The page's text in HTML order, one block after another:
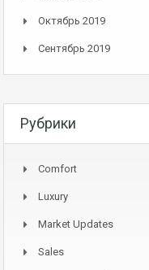
Октябрь 2019
Сентябрь 2019
Рубрики
Comfort
Luxury
Market Updates
Sales